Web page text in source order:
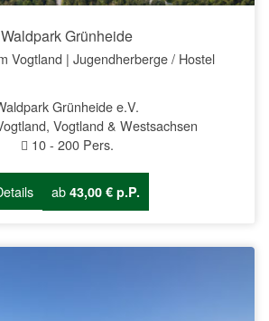
Waldpark Grünheide
Vogtland | Jugendherberge / Hostel
Grünheide e.V.
Vogtland & Westsachsen
10- 200Pers.
ab 43,00 € p.P.